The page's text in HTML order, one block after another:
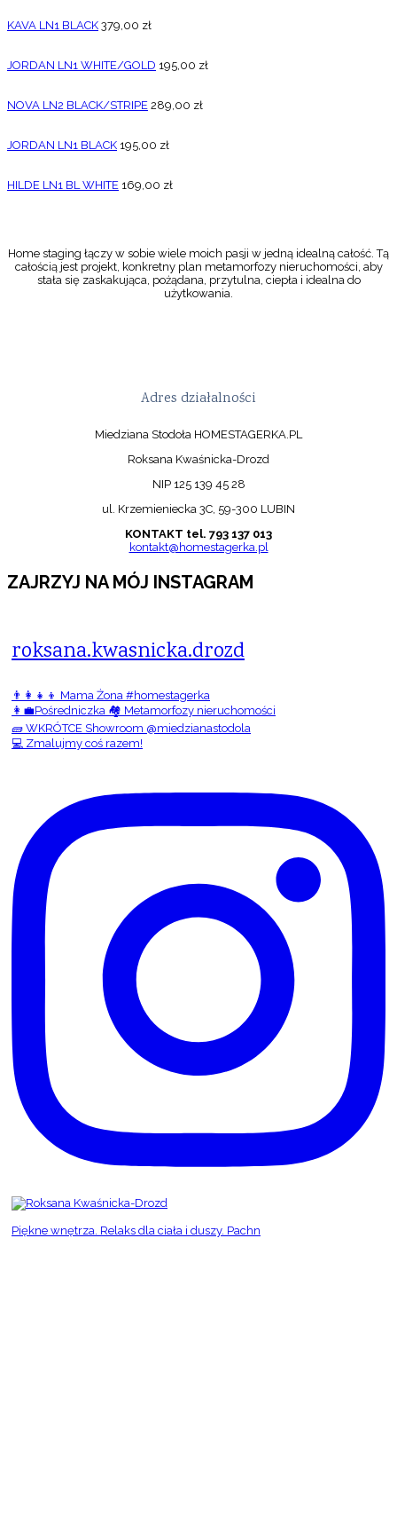
KAVA LN1 BLACK 379,00 zł
JORDAN LN1 WHITE/GOLD 195,00 zł
NOVA LN2 BLACK/STRIPE 289,00 zł
JORDAN LN1 BLACK 195,00 zł
HILDE LN1 BL WHITE 169,00 zł
Home staging łączy w sobie wiele moich pasji w jedną idealną całość. Tą
całością jest projekt, konkretny plan metamorfozy nieruchomości, aby
stała się zaskakująca, pożądana, przytulna, ciepła i idealna do
użytkowania.
Adres działalności
Miedziana Stodoła HOMESTAGERKA.PL
Roksana Kwaśnicka-Drozd
NIP 125 139 45 28
ul. Krzemieniecka 3C, 59-300 LUBIN
KONTAKT tel. 793 137 013
kontakt@homestagerka.pl
ZAJRZYJ NA MÓJ INSTAGRAM
roksana.kwasnicka.drozd
👨‍👩‍👧‍👦 Mama Żona #homestagerka
👩‍💼Pośredniczka 🏘️ Metamorfozy nieruchomości
🧱 WKRÓTCE Showroom @miedzianastodola
💻 Zmalujmy coś razem!
Piękne wnętrza. Relaks dla ciała i duszy. Pachn